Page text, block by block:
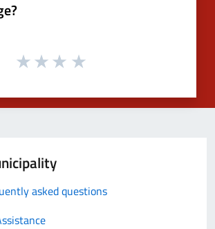
asked questions